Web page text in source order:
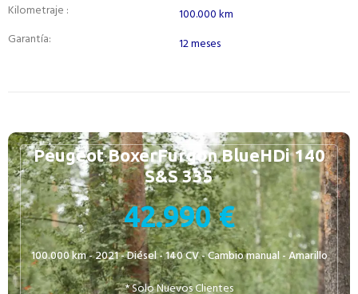
Peugeot BoxerFurgon BlueHDi 140
S&S 335
42.990 €
100.000 km - 2021 - Diésel - 140 CV - Cambio manual - Amarillo
* Solo Nuevos Clientes
Kilometraje :
Garantía:
100.000 km
12 meses